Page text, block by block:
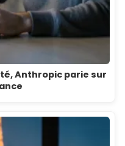
Anthropic parie sur